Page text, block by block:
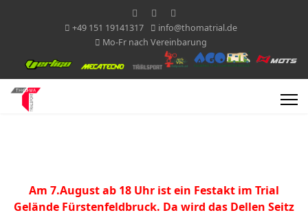
+49 151 19141317
info@thomatrial.de
Mo-Fr nach Vereinbarung
Am 7.August ab 18 Uhr ist ein Festakt im Trial
Gelände Fürstenfeldbruck. Da wird das Dellen Seitz